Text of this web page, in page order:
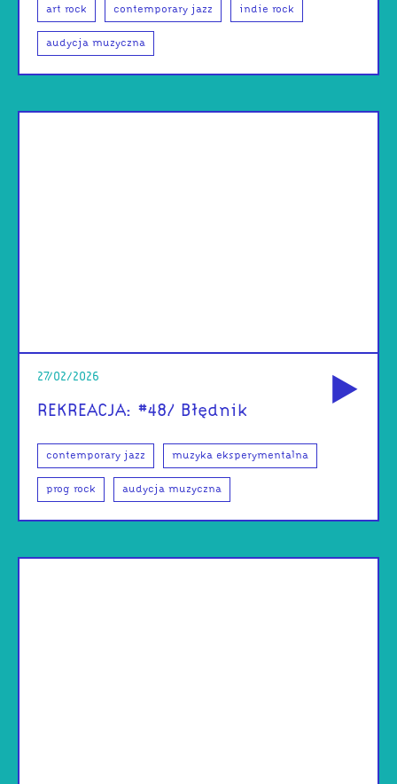
art rock contemporary jazz indie rock
audycja muzyczna
27/02/2026
REKREACJA: #48/ Błędnik
contemporary jazz muzyka eksperymentalna
prog rock audycja muzyczna